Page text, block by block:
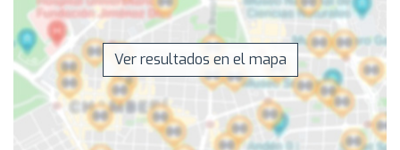
Ver resultados en el mapa